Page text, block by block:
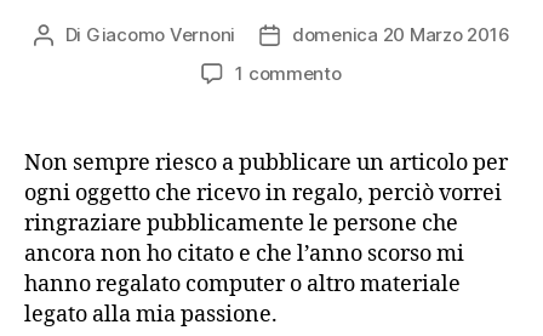
Autore
Di Giacomo Vernoni
Datadomenica 20 Marzo 2016
1 commentosu
Non sempre riesco a pubblicare un articolo per
ogni oggetto che ricevo in regalo, perciò vorrei
ringraziare pubblicamente le persone che
ancora non ho citato e che l’anno scorso mi
hanno regalato computer o altro materiale
legato alla mia passione.